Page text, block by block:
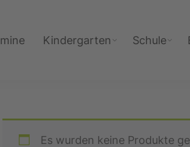
Kindergarten Schule
Es wurden keine Produkte